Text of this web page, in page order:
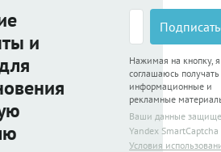
и
Нажимая на кнопку, я
соглашаюсь получать
информационные и
рекламные
Ваши данные
Yandex SmartCaptcha
Условия